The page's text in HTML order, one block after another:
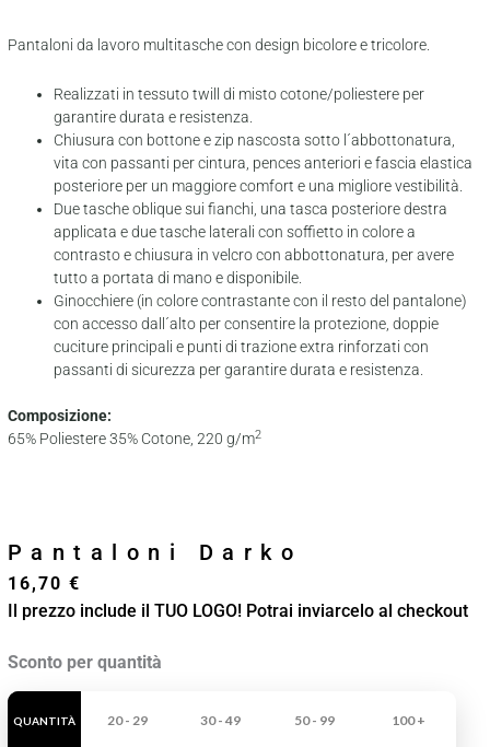
Pantaloni da lavoro multitasche con design bicolore e tricolore.
Realizzati in tessuto twill di misto cotone/poliestere per
garantire durata e resistenza.
Chiusura con bottone e zip nascosta sotto l´abbottonatura,
vita con passanti per cintura, pences anteriori e fascia elastica
posteriore per un maggiore comfort e una migliore vestibilità.
Due tasche oblique sui fianchi, una tasca posteriore destra
applicata e due tasche laterali con soffietto in colore a
contrasto e chiusura in velcro con abbottonatura, per avere
tutto a portata di mano e disponibile.
Ginocchiere (in colore contrastante con il resto del pantalone)
con accesso dall´alto per consentire la protezione, doppie
cuciture principali e punti di trazione extra rinforzati con
passanti di sicurezza per garantire durata e resistenza.
Composizione:
65% Poliestere 35% Cotone, 220 g/m2
Pantaloni Darko
16,70 €
Il prezzo include il TUO LOGO! Potrai inviarcelo al checkout
Sconto per quantità
QUANTITÀ 20 - 29 30 - 49 50 - 99 100 +
Pantaloni
Darko
quantità